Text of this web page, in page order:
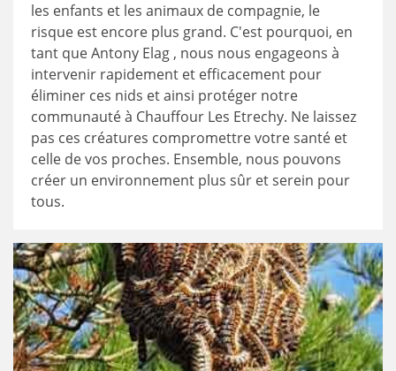
les enfants et les animaux de compagnie, le
risque est encore plus grand. C'est pourquoi, en
tant que Antony Elag , nous nous engageons à
intervenir rapidement et efficacement pour
éliminer ces nids et ainsi protéger notre
communauté à Chauffour Les Etrechy. Ne laissez
pas ces créatures compromettre votre santé et
celle de vos proches. Ensemble, nous pouvons
créer un environnement plus sûr et serein pour
tous.